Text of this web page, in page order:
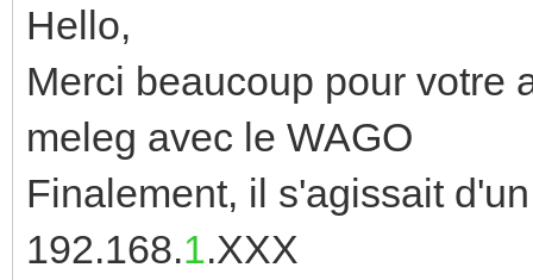
Hello,
Merci beaucoup pour votre
meleg avec le WAGO
Finalement, il s'agissait
192.168.1.XXX